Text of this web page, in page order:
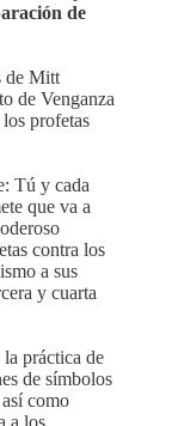
de
de Mitt
de Venganza
profetas
Tú y cada
que va a
contra los
a sus
y cuarta
práctica de
de símbolos
como
a los